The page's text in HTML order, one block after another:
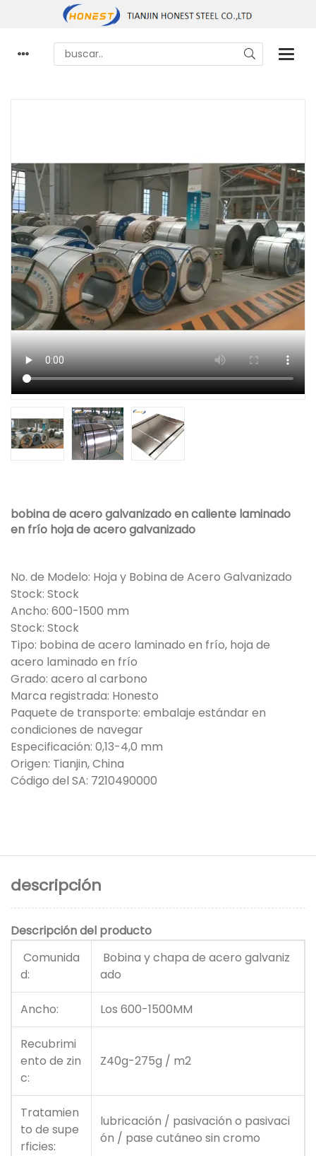
bobina de acero galvanizado en caliente laminado
en frío hoja de acero galvanizado
No. de Modelo: Hoja y Bobina de Acero Galvanizado
Stock: Stock
Ancho: 600-1500 mm
Stock: Stock
Tipo: bobina de acero laminado en frío, hoja de
acero laminado en frío
Grado: acero al carbono
Marca registrada: Honesto
Paquete de transporte: embalaje estándar en
condiciones de navegar
Especificación: 0,13-4,0 mm
Origen: Tianjin, China
Código del SA: 7210490000
descripción
Descripción del producto
Comunida
d:
Bobina y chapa de acero galvaniz
ado
Ancho: Los 600-1500MM
Recubrimi
ento de zin
c:
Z40g-275g / m2
Tratamien
to de supe
rficies:
lubricación / pasivación o pasivaci
ón / pase cutáneo sin cromo